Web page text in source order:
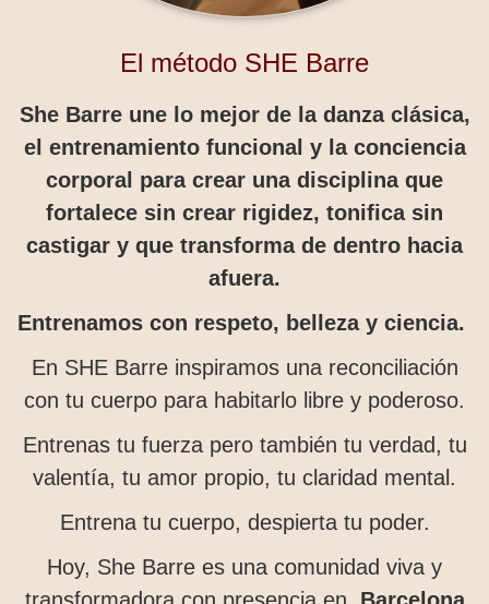
El método SHE Barre
She Barre une lo mejor de la danza clásica,
el entrenamiento funcional y la conciencia
corporal para crear una disciplina que
fortalece sin crear rigidez, tonifica sin
castigar y que transforma de dentro hacia
afuera.
Entrenamos con respeto, belleza y ciencia.
En SHE Barre inspiramos una reconciliación
con tu cuerpo para habitarlo libre y poderoso.
Entrenas tu fuerza pero también tu verdad, tu
valentía, tu amor propio, tu claridad mental.
Entrena tu cuerpo, despierta tu poder.
Hoy, She Barre es una comunidad viva y